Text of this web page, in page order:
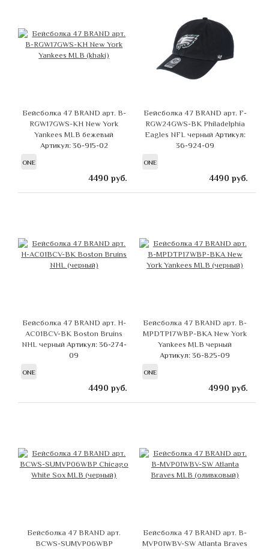
Бейсболка 47 BRAND арт. B-
RGW17GWS-KH New York
Yankees MLB бежевый
Артикул: 36-915-02
ONE
4490 руб.
Бейсболка 47 BRAND арт. F-
RGW24GWS-BK Philadelphia
Eagles NFL черный Артикул:
36-924-09
ONE
4490 руб.
Бейсболка 47 BRAND арт. H-
AC01BCV-BK Boston Bruins
NHL черный Артикул: 36-274-
09
ONE
4490 руб.
Бейсболка 47 BRAND арт. B-
MPDTP17WBP-BKA New York
Yankees MLB черный
Артикул: 36-825-09
ONE
4990 руб.
Бейсболка 47 BRAND арт.
BCWS-SUMVP06WBP
Бейсболка 47 BRAND арт. B-
MVP01WBV-SW Atlanta Braves